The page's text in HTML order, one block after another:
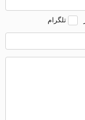
تلگرام